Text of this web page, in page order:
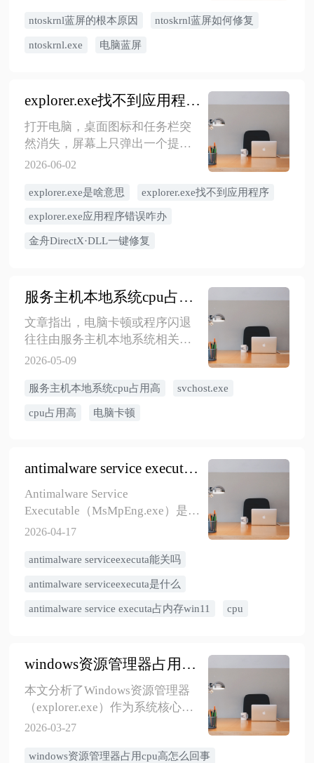
导致不同蓝屏错误代码。文章详
细列出了8种修复方法，包括更新
ntoskrnl蓝屏的根本原因 ntoskrnl蓝屏如何修复
ntoskrnl.exe 电脑蓝屏
explorer.exe找不到应用程序怎么处理？5种方法教会你explorer.exe怎么修复
打开电脑，桌面图标和任务栏突
然消失，屏幕上只弹出一个提
示“explorer.exe找不到应用程
的使用者感到困惑。explorer.exe
作为Windows系统的核心进程，负
源管理器，一旦它加载失败，整
统，下面我们就结合常见原因和
您恢复桌面并排除系统隐患。
2026-06-02
explorer.exe是啥意思 explorer.exe找不到应用程序
explorer.exe应用程序错误咋办
金舟DirectX·DLL一键修复
服务主机本地系统cpu占用高？6个高效解决方法
文章指出，电脑卡顿或程序闪退
往往由服务主机本地系统相关进
程的CPU占用过高引起，该进程以
提供了6种有效解决方法，帮助用
户降低CPU占用，恢复电脑性能并
2026-05-09
​服务主机本地系统cpu占用高 svchost.exe
cpu占用高 电脑卡顿
antimalware service executa占内存很大，可以关掉吗（Win10/11）
Antimalware Service
Executable（MsMpEng.exe）是
Windows Defender防病毒软件的
定期扫描和威胁隔离。其占内存
高的原因主要来自实时扫描大文
等。解决方案包括：添加文件夹/
制CPU负载、关闭实时保护等。普
描优化；Win11用户可使用
PowerShell限制CPU负载；已安装
第三方杀毒软件的用户可考虑关
2026-04-17
​antimalware serviceexecuta能关吗
antimalware serviceexecuta是什么
antimalware service executa占内存win11 cpu
windows资源管理器占用cpu高怎么回事？5种有效解决方法：告别卡顿
本文分析了Windows资源管理器
（explorer.exe）作为系统核心进
程在不同状态下的CPU占用情况，
脑性能下降和操作延迟，并探讨
2026-03-27
windows资源管理器占用cpu高怎么回事